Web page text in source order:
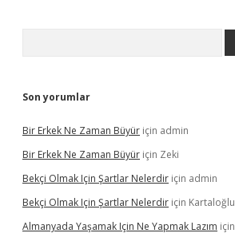
Son yorumlar
Bir Erkek Ne Zaman Büyür için admin
Bir Erkek Ne Zaman Büyür için Zeki
Bekçi Olmak Için Şartlar Nelerdir için admin
Bekçi Olmak Için Şartlar Nelerdir için Kartaloğlu
Almanyada Yaşamak Için Ne Yapmak Lazım için